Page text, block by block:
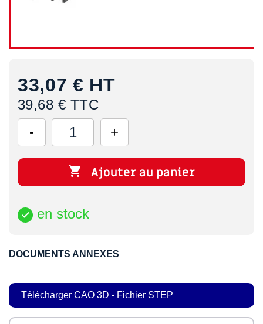
33,07 € HT
39,68 € TTC
 Ajouter au panier
 en stock
DOCUMENTS ANNEXES
Télécharger CAO 3D - Fichier STEP